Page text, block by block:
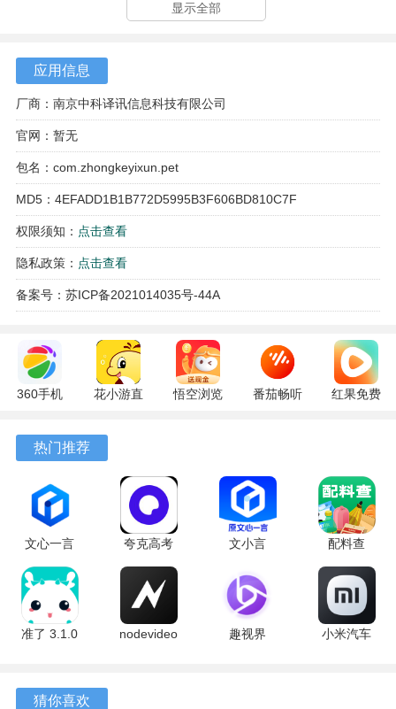
应用特点
显示全部
应用信息
厂商：南京中科译讯信息科技有限公司
官网：暂无
包名：com.zhongkeyixun.pet
MD5：4EFADD1B1B772D5995B3F606BD810C7F
权限须知： 点击查看
隐私政策： 点击查看
备案号：苏ICP备2021014035号-44A
360手机
10.13.27
最新版
花小游直
17.9.56
悟空浏览
番茄畅听
红果免费
热门推荐
文心一言
4.0
5.16.0.10
最新版
夸克高考
10.14.0.1115
最新版
文小言
安卓版
配料查
3.0.1 官方
版
准了 3.1.0
nodevideo
趣视界
小米汽车
猜你喜欢